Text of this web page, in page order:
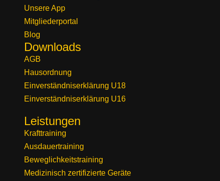
Unsere App
Mitgliederportal
Blog
Downloads
AGB
Hausordnung
Einverständniserklärung U18
Einverständniserklärung U16
Leistungen
Krafttraining
Ausdauertraining
Beweglichkeitstraining
Medizinisch zertifizierte Geräte